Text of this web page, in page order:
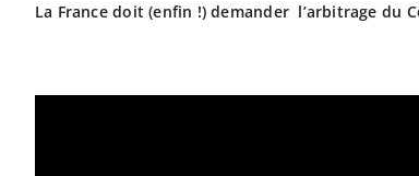
La France doit (enfin !) demander l’arbitrage du